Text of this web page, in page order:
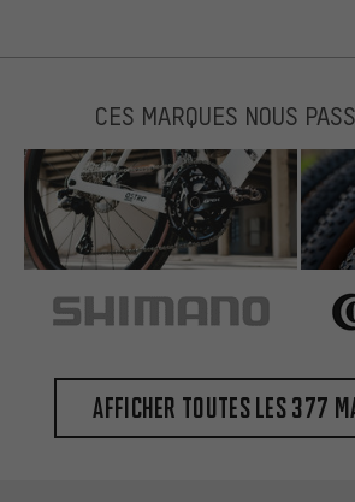
CES MARQUES NOUS
Afficher toutes les 377